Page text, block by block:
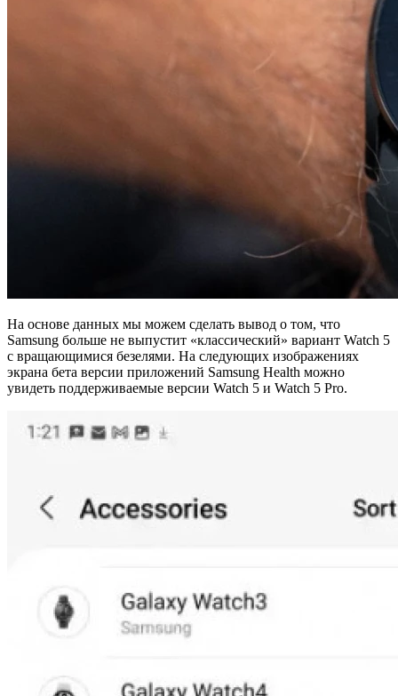
На основе данных мы можем сделать вывод о том, что
Samsung больше не выпустит «классический» вариант Watch 5
с вращающимися безелями. На следующих изображениях
экрана бета версии приложений Samsung Health можно
увидеть поддерживаемые версии Watch 5 и Watch 5 Pro.